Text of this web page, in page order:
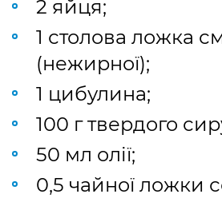
2 яйця;
1 столова ложка
(нежирної);
1 цибулина;
100 г твердого
50 мл олії;
0,5 чайної ложки